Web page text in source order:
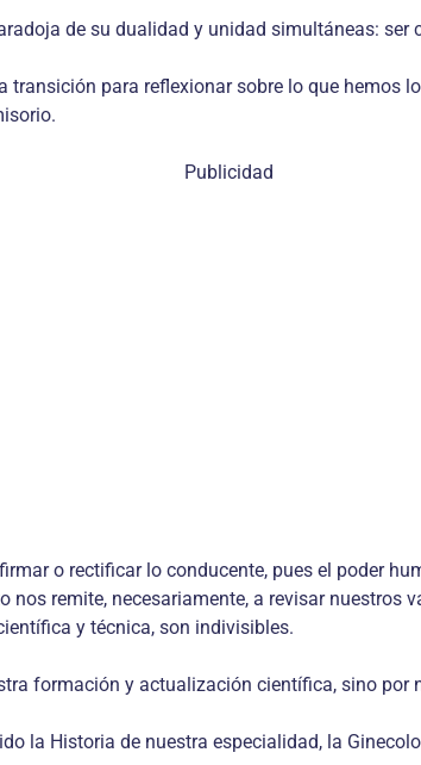
de su dualidad y unidad simultáneas:
para reflexionar sobre lo que hemos
Publicidad
o rectificar lo conducente, pues el poder
remite, necesariamente, a revisar nuestros
y técnica, son indivisibles.
formación y actualización científica, sino
la Historia de nuestra especialidad, la